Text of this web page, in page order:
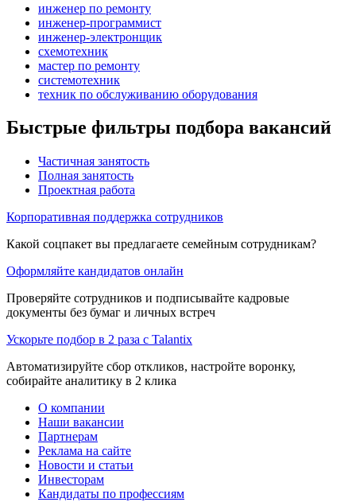
инженер по ремонту
инженер-программист
инженер-электронщик
схемотехник
мастер по ремонту
системотехник
техник по обслуживанию оборудования
Быстрые фильтры подбора вакансий
Частичная занятость
Полная занятость
Проектная работа
Корпоративная поддержка сотрудников
Какой соцпакет вы предлагаете семейным сотрудникам?
Оформляйте кандидатов онлайн
Проверяйте сотрудников и подписывайте кадровые
документы без бумаг и личных встреч
Ускорьте подбор в 2 раза с Talantix
Автоматизируйте сбор откликов, настройте воронку,
собирайте аналитику в 2 клика
О компании
Наши вакансии
Партнерам
Реклама на сайте
Новости и статьи
Инвесторам
Кандидаты по профессиям